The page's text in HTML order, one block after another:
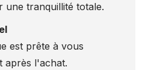
une tranquillité totale.
est prête à vous
après l'achat.